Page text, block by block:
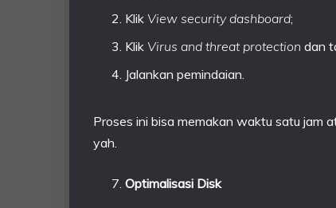
Klik View security dashboard;
Klik Virus and threat protection dan
Jalankan pemindaian.
Proses ini bisa memakan waktu satu jam
yah.
Optimalisasi Disk